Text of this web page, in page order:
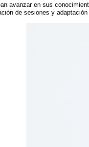
avanzar en sus
de sesiones y